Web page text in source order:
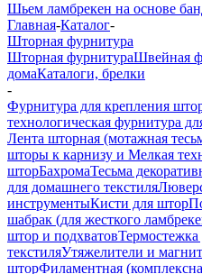
Шьем ламбрекен на основе
Главная-Каталог-
Шторная фурнитура
Шторная фурнитураШвейная
домаКаталоги, брелки
-
Фурнитура для крепления
технологическая фурнитура
Лента шторная (мотажная
шторы к карнизу и Мелкая
шторБахромаТесьма
для домашнего текстиля
инструментыКисти для штор
шабрак (для жесткого
штор и подхватов
текстиляУтяжелители и
шторФиламентная